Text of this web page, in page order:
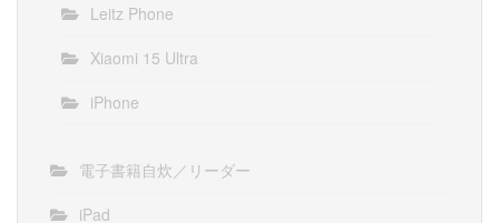
Leitz Phone
Xiaomi 15 Ultra
iPhone
電子書籍自炊／リーダー
iPad